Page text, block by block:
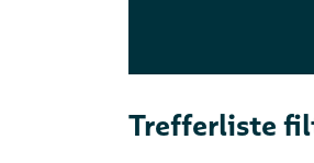
Trefferliste